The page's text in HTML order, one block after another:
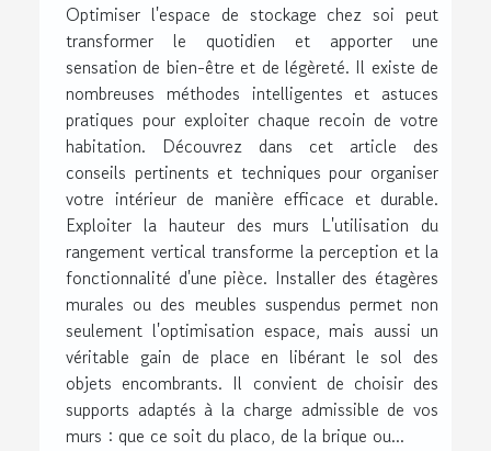
Optimiser l'espace de stockage chez soi peut
transformer le quotidien et apporter une
sensation de bien-être et de légèreté. Il existe de
nombreuses méthodes intelligentes et astuces
pratiques pour exploiter chaque recoin de votre
habitation. Découvrez dans cet article des
conseils pertinents et techniques pour organiser
votre intérieur de manière efficace et durable.
Exploiter la hauteur des murs L'utilisation du
rangement vertical transforme la perception et la
fonctionnalité d'une pièce. Installer des étagères
murales ou des meubles suspendus permet non
seulement l'optimisation espace, mais aussi un
véritable gain de place en libérant le sol des
objets encombrants. Il convient de choisir des
supports adaptés à la charge admissible de vos
murs : que ce soit du placo, de la brique ou...